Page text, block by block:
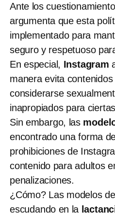
Ante los
argumenta que esta
implementado para
seguro y respetuoso
En especial, Instagram
manera evita
considerarse
inapropiados para
Sin embargo, las
encontrado una forma
prohibiciones de
contenido para adultos
penalizaciones.
¿Cómo? Las modelos de
escudando en la